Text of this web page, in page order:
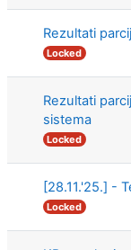
Rezultati
Locked
Rezultati
sistema
Locked
[28.11.'25.] -
Locked